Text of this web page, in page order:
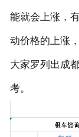
能就会上涨，
动价格的上涨
大家罗列出成
考。